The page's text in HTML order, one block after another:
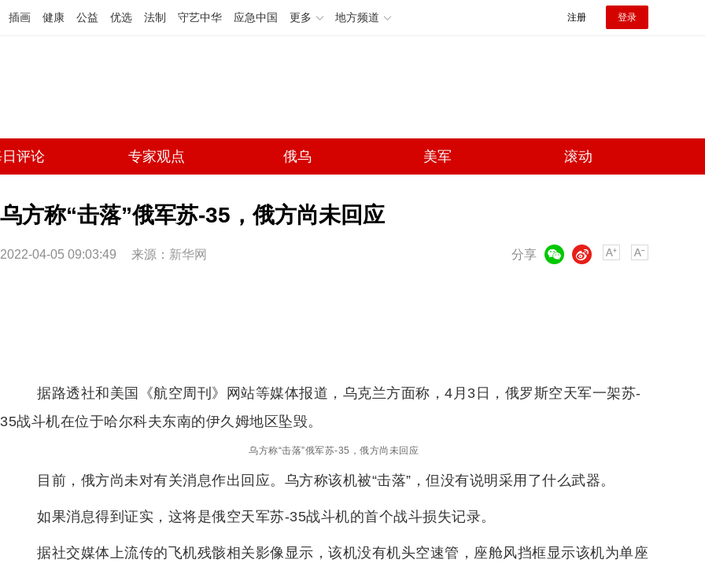
插画 健康 公益 优选 法制 守艺中华 应急中国 更多 地方频道 注册 登录
评论 专家观点 俄乌 美军 滚动
乌方称“击落”俄军苏-35，俄方尚未回应
2022-04-05 09:03:49 来源： 新华网 分享
微博
据路透社和美国《航空周刊》网站等媒体报道，乌克兰方面称，4月3日，俄罗斯空天军一架苏-
35战斗机在位于哈尔科夫东南的伊久姆地区坠毁。
乌方称“击落”俄军苏-35，俄方尚未回应
目前，俄方尚未对有关消息作出回应。乌方称该机被“击落”，但没有说明采用了什么武器。
如果消息得到证实，这将是俄空天军苏-35战斗机的首个战斗损失记录。
据社交媒体上流传的飞机残骸相关影像显示，该机没有机头空速管，座舱风挡框显示该机为单座